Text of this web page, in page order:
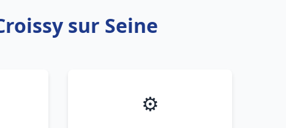
sur Seine
⚙️